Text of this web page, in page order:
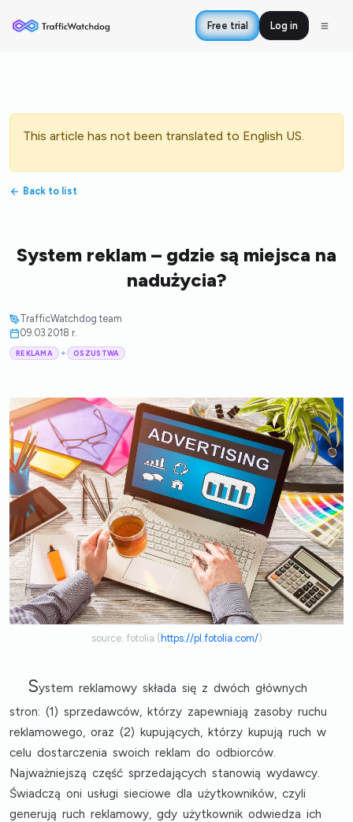
Free trial Log in
This article has not been translated to English US.
Back to list
System reklam – gdzie są miejsca na
nadużycia?
TrafficWatchdog team
09.03.2018 r.
REKLAMA + OSZUSTWA
source: fotolia ( https://pl.fotolia.com/)
System reklamowy składa się z dwóch głównych
stron: (1) sprzedawców, którzy zapewniają zasoby ruchu
reklamowego, oraz (2) kupujących, którzy kupują ruch w
celu dostarczenia swoich reklam do odbiorców.
Najważniejszą część sprzedających stanowią wydawcy.
Świadczą oni usługi sieciowe dla użytkowników, czyli
generują ruch reklamowy, gdy użytkownik odwiedza ich